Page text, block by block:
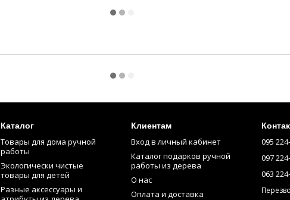
Каталог
Товары для дома ручной
работы
Экологически чистые
товары для детей
Разные аксессуары и
Клиентам
Вход в личный кабинет
Каталог подарков ручной
работы из дерева
О нас
Оплата и доставка
095
097
063